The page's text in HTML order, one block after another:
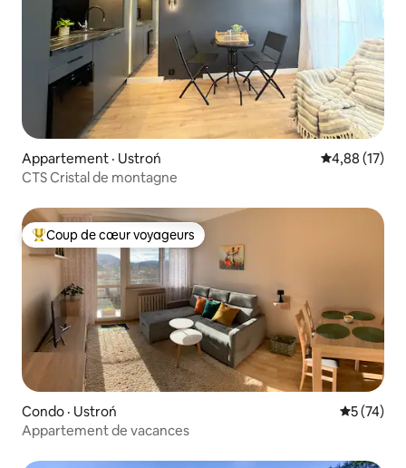
Appartement · Ustroń Note
4,88 (17)
CTS Cristal de montagne
Coup de cœur voyageurs parmi les plus aimés
Coup de cœur voyageurs
Condo · Ustroń Note
5 (74)
Appartement de vacances